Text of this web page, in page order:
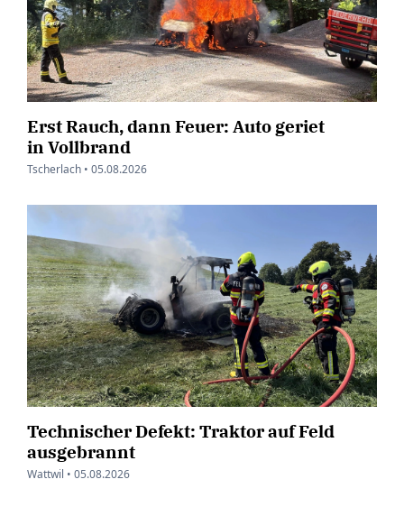
Erst Rauch, dann Feuer: Auto geriet
in Vollbrand
Tscherlach • 05.08.2026
Technischer Defekt: Traktor auf Feld
ausgebrannt
Wattwil • 05.08.2026